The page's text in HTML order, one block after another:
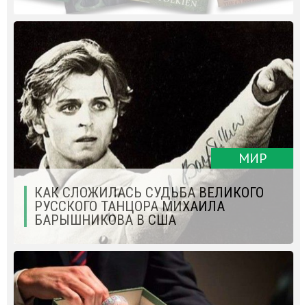
МИР
КАК СЛОЖИЛАСЬ СУДЬБА ВЕЛИКОГО
РУССКОГО ТАНЦОРА МИХАИЛА
БАРЫШНИКОВА В США